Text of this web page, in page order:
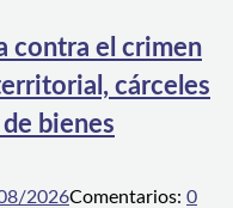
contra el crimen
cárceles
bienes
2026Comentarios: 0